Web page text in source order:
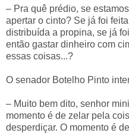
– Pra quê prédio, se
apertar o cinto? Se já foi
distribuída a propina, se já
então gastar dinheiro com
essas coisas...?
O senador Botelho Pinto
– Muito bem dito, senhor
momento é de zelar pela
desperdiçar. O momento é